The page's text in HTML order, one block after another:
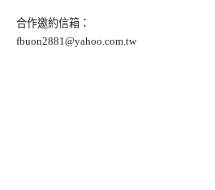
合作邀約信箱：
fbuon2881@yahoo.com.tw